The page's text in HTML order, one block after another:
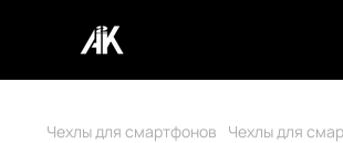
Чехлы для смартфонов Чехлы для